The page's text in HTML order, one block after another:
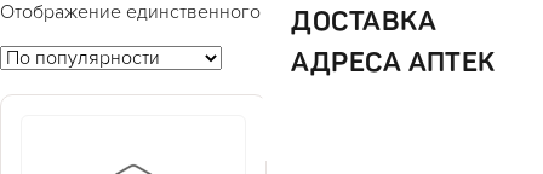
ДОСТАВКА
АДРЕСА АПТЕК
Отображение единственного товара